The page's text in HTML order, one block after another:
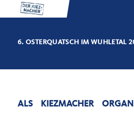
6. OSTERQUATSCH IM WUHLETAL
ALS KIEZMACHER